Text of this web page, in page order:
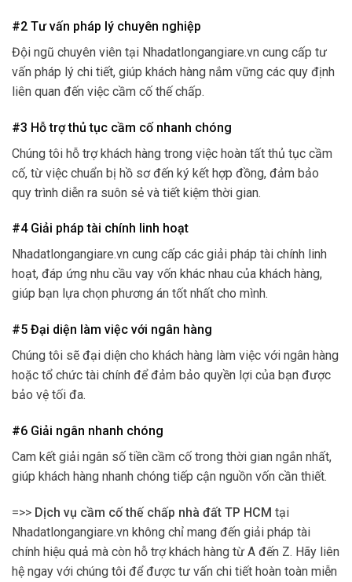
#2 Tư vấn pháp lý chuyên nghiệp
Đội ngũ chuyên viên tại Nhadatlongangiare.vn cung cấp tư
vấn pháp lý chi tiết, giúp khách hàng nắm vững các quy định
liên quan đến việc cầm cố thế chấp.
#3 Hỗ trợ thủ tục cầm cố nhanh chóng
Chúng tôi hỗ trợ khách hàng trong việc hoàn tất thủ tục cầm
cố, từ việc chuẩn bị hồ sơ đến ký kết hợp đồng, đảm bảo
quy trình diễn ra suôn sẻ và tiết kiệm thời gian.
#4 Giải pháp tài chính linh hoạt
Nhadatlongangiare.vn cung cấp các giải pháp tài chính linh
hoạt, đáp ứng nhu cầu vay vốn khác nhau của khách hàng,
giúp bạn lựa chọn phương án tốt nhất cho mình.
#5 Đại diện làm việc với ngân hàng
Chúng tôi sẽ đại diện cho khách hàng làm việc với ngân hàng
hoặc tổ chức tài chính để đảm bảo quyền lợi của bạn được
bảo vệ tối đa.
#6 Giải ngân nhanh chóng
Cam kết giải ngân số tiền cầm cố trong thời gian ngắn nhất,
giúp khách hàng nhanh chóng tiếp cận nguồn vốn cần thiết.
=>> Dịch vụ cầm cố thế chấp nhà đất TP HCM tại
Nhadatlongangiare.vn không chỉ mang đến giải pháp tài
chính hiệu quả mà còn hỗ trợ khách hàng từ A đến Z. Hãy liên
hệ ngay với chúng tôi để được tư vấn chi tiết hoàn toàn miễn